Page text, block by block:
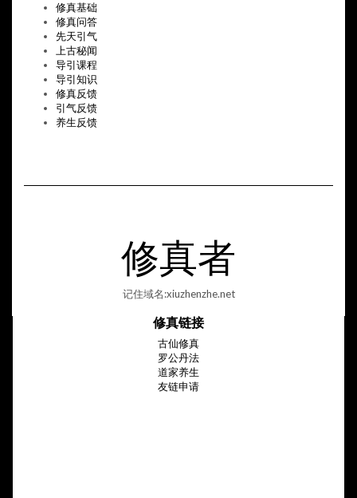
修真基础
修真问答
先天引气
上古秘闻
导引课程
导引知识
修真反馈
引气反馈
养生反馈
修真者
记住域名:xiuzhenzhe.net
修真链接
古仙修真
罗公丹法
道家养生
友链申请